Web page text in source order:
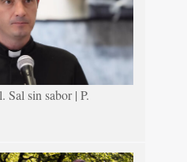
sin sabor | P.